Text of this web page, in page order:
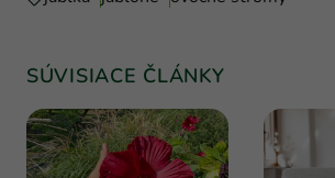
SÚVISIACE ČLÁNKY